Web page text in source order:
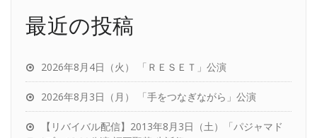
最近の投稿
2026年8月4日（火） 「ＲＥＳＥＴ」公演
2026年8月3日（月） 「手をつなぎながら」公演
【リバイバル配信】2013年8月3日（土）「パジャマド